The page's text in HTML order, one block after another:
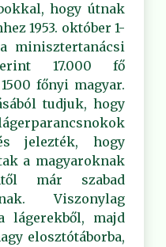
hogy útnak
1953. október 1-
minisztertanácsi
17.000 fő
főnyi magyar.
tudjuk, hogy
jelezték, hogy
a magyaroknak
már szabad
Viszonylag
lágerekből, majd
elosztótáborba,